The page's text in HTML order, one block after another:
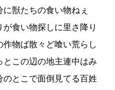
に獣たちの食い物ねぇ
食い物探しに里さ降り
物ば散々ど喰い荒らし
この辺の地主連中はみ
とこで面倒見てる百姓